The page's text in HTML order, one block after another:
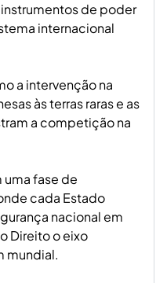
de poder
internacional
a intervenção na
às terras raras e as
a competição na
uma fase de
cada Estado
nacional em
Direito o eixo
mundial.